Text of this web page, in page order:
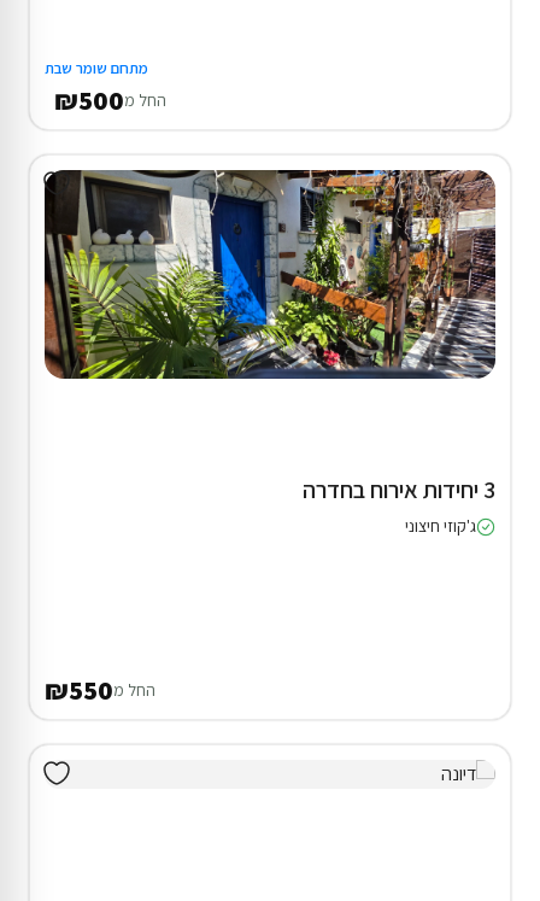
מתחם שומר שבת
החל מ₪500
3 יחידות אירוח בחדרה
ג'קוזי חיצוני
החל מ₪550